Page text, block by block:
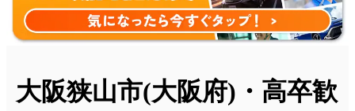
大阪狭山市(大阪府)・高卒歓